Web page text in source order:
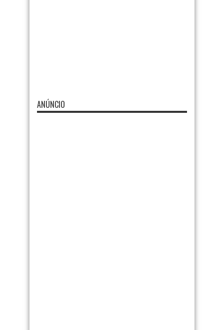
ANÚNCIO